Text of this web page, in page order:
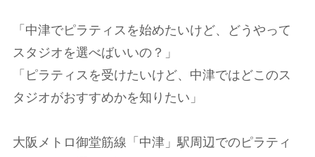
「中津でピラティスを始めたいけど、どうやって
スタジオを選べばいいの？」
「ピラティスを受けたいけど、中津ではどこのス
タジオがおすすめかを知りたい」
大阪メトロ御堂筋線「中津」駅周辺でのピラティ